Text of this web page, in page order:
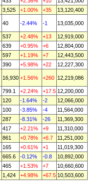
3,525 +1.00% +35 13,120,400
40 -2.44% -1 13,035,000
537 +2.48% +13
12,919,000
639 +0.95% +6
12,804,000
597 +1.19% +7
12,443,500
390 +5.98% +22 12,227,300
16,930 +1.56% +260 12,219,086
799.1 +2.24% +17.5 12,200,000
120 -1.64% -2
12,066,000
100 -3.85% -4
11,564,000
287 -8.31% -26
11,369,300
417 +2.21% +9
11,310,000
861 +0.78% +6.7
11,251,000
165 +0.61% +1
11,019,300
665.6 -0.12% -0.8
10,892,000
465 +1.53% +7
10,660,600
1,424 +4.98% +67.5 10,503,600